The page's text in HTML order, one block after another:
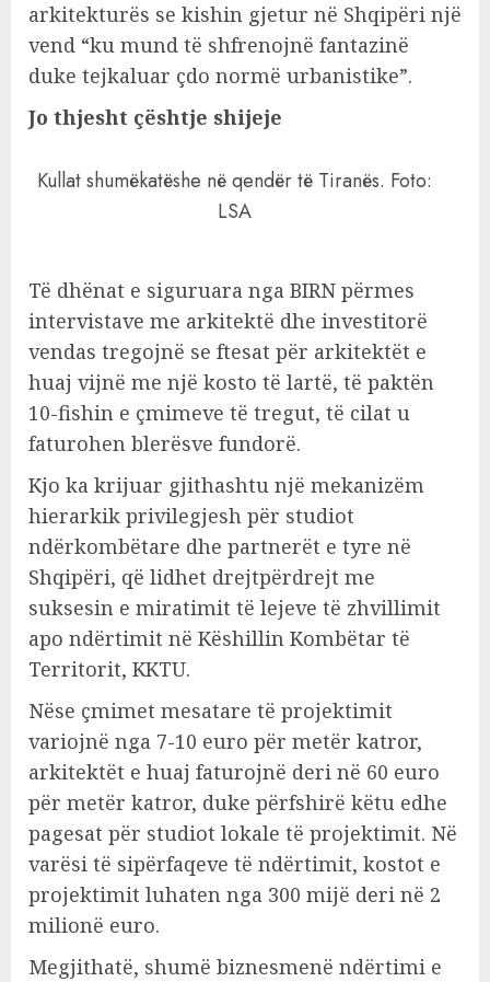
arkitekturës se kishin gjetur në Shqipëri një
vend “ku mund të shfrenojnë fantazinë
duke tejkaluar çdo normë urbanistike”.
Jo thjesht çështje shijeje
Kullat shumëkatëshe në qendër të Tiranës. Foto:
LSA
Të dhënat e siguruara nga BIRN përmes
intervistave me arkitektë dhe investitorë
vendas tregojnë se ftesat për arkitektët e
huaj vijnë me një kosto të lartë, të paktën
10-fishin e çmimeve të tregut, të cilat u
faturohen blerësve fundorë.
Kjo ka krijuar gjithashtu një mekanizëm
hierarkik privilegjesh për studiot
ndërkombëtare dhe partnerët e tyre në
Shqipëri, që lidhet drejtpërdrejt me
suksesin e miratimit të lejeve të zhvillimit
apo ndërtimit në Këshillin Kombëtar të
Territorit, KKTU.
Nëse çmimet mesatare të projektimit
variojnë nga 7-10 euro për metër katror,
arkitektët e huaj faturojnë deri në 60 euro
për metër katror, duke përfshirë këtu edhe
pagesat për studiot lokale të projektimit. Në
varësi të sipërfaqeve të ndërtimit, kostot e
projektimit luhaten nga 300 mijë deri në 2
milionë euro.
Megjithatë, shumë biznesmenë ndërtimi e